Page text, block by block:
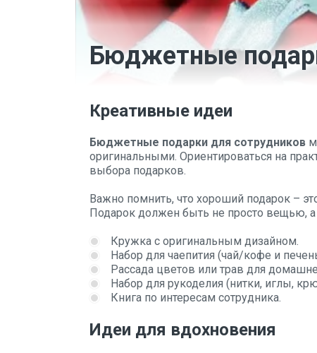
Бюджетные
Креативные идеи
Бюджетные подарки для сотрудников
оригинальными. Ориентироваться на
выбора подарков.
Важно помнить, что хороший подарок –
Подарок должен быть не просто вещью,
Кружка с оригинальным дизайном.
Набор для чаепития (чай/кофе и
Рассада цветов или трав для
Набор для рукоделия (нитки, иглы,
Книга по интересам сотрудника.
Идеи для вдохновения